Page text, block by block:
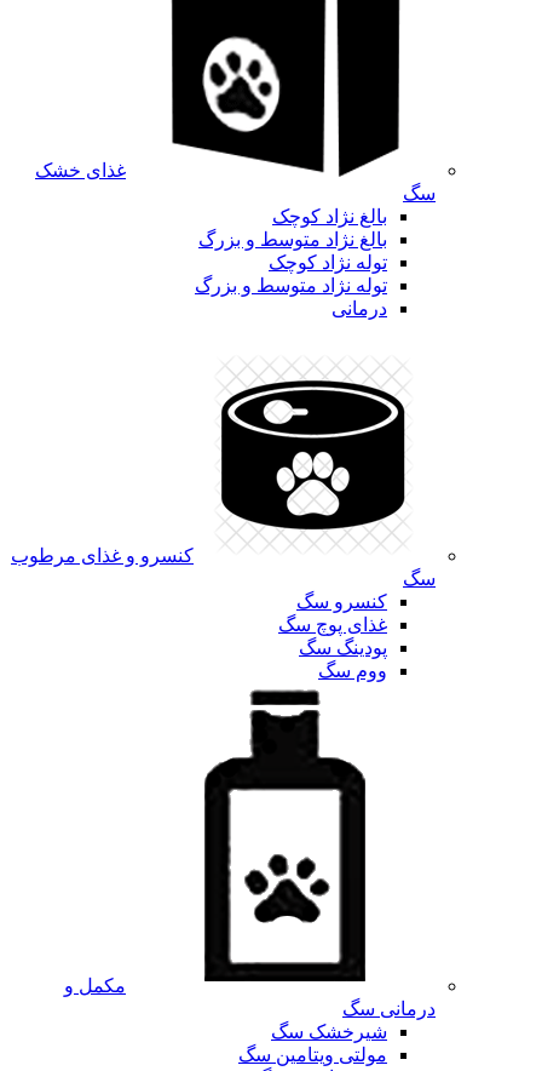
غذای خشک
سگ
بالغ نژاد کوچک
بالغ نژاد متوسط و بزرگ
توله نژاد کوچک
توله نژاد متوسط و بزرگ
درمانی
کنسرو و غذای مرطوب
سگ
کنسرو سگ
غذای پوچ سگ
پودینگ سگ
ووم سگ
مکمل و
درمانی سگ
شیرخشک سگ
مولتی ویتامین سگ